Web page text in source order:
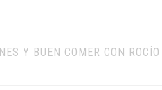
Y BUEN COMER CON